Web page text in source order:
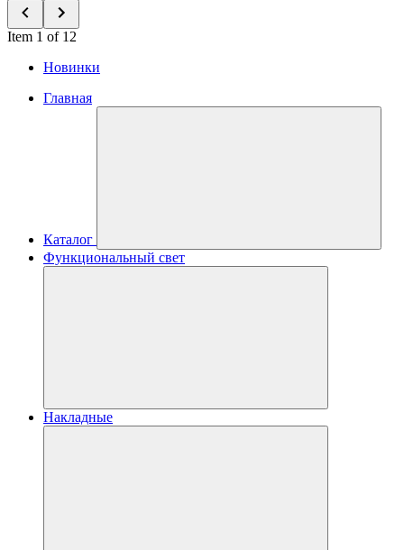
Item 1 of 12
Новинки
Главная
Каталог
Функциональный свет
Накладные